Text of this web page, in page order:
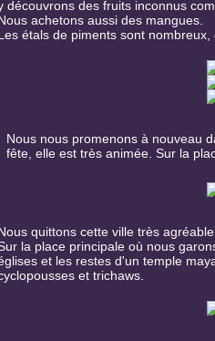
découvrons des fruits inconnus
achetons aussi des mangues.
étals de piments sont
Nous nous promenons à nouveau
fête, elle est très animée. Sur la
quittons cette ville très
la place principale où nous
et les restes d'un temple
et trichaws.